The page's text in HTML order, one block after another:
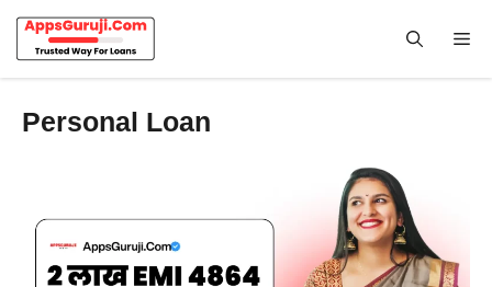
content
Personal Loan